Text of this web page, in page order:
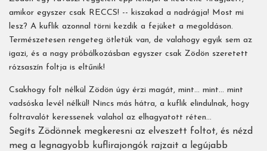
amikor egyszer csak RECCS! -- kiszakad a nadrágja! Most mi
lesz? A kuflik azonnal törni kezdik a fejüket a megoldáson.
Természetesen rengeteg ötletük van, de valahogy egyik sem az
igazi, és a nagy próbálkozásban egyszer csak Zödön szeretett
rózsaszín foltja is eltűnik!
Csakhogy folt nélkül Zödön úgy érzi magát, mint... mint... mint
vadsóska levél nélkül! Nincs más hátra, a kuflik elindulnak, hogy
foltravalót keressenek valahol az elhagyatott réten...
Segíts Zödönnek megkeresni az elveszett foltot, és nézd
meg a legnagyobb kuflirajongók rajzait a legújabb